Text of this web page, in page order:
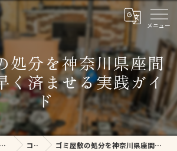
処分を神奈川県座間
く済ませる実践ガイ
ド
神奈川県厚木の不用品回収ならBRIDGE コラム ゴミ屋敷の処分を神奈川県座間市で安く早く済ませる実践ガイド